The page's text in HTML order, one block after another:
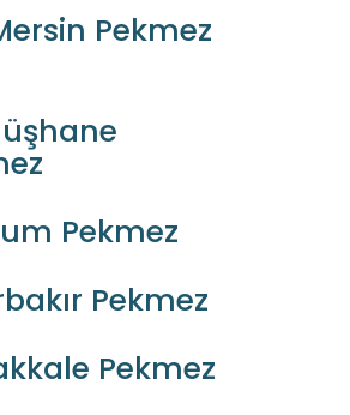
Pekmez
Pekmez
Pekmez
Pekmez